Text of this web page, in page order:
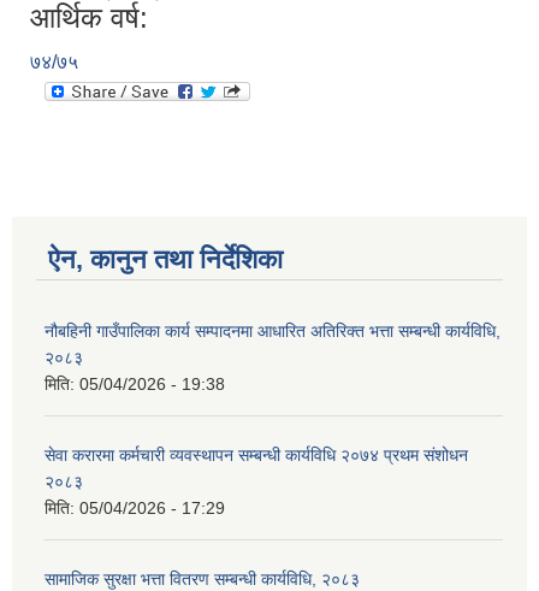
आर्थिक वर्ष:
७४/७५
ऐन, कानुन तथा निर्देशिका
नौबहिनी गाउँपालिका कार्य सम्पादनमा आधारित अतिरिक्त भत्ता सम्बन्धी कार्यविधि,
२०८३
मिति: 05/04/2026 - 19:38
सेवा करारमा कर्मचारी व्यवस्थापन सम्बन्धी कार्यविधि २०७४ प्रथम संशोधन
२०८३
मिति: 05/04/2026 - 17:29
सामाजिक सुरक्षा भत्ता वितरण सम्बन्धी कार्यविधि, २०८३